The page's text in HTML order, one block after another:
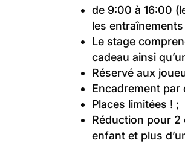
de 9:00 à 16:00
les
Le stage
cadeau ainsi
Réservé aux
Encadrement par
Places limitées ! ;
Réduction pour 2
enfant et plus